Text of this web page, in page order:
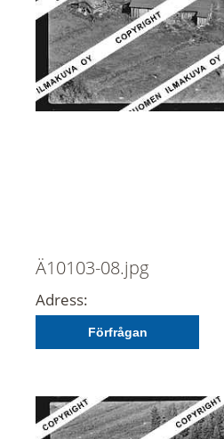
Ä10103-08.jpg
Adress:
Förfrågan